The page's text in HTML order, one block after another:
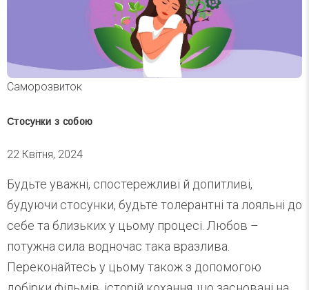
Саморозвиток
Стосунки з собою
22 Квітня, 2024
Будьте уважні, спостережливі й допитливі,
будуючи стосунки, будьте толерантні та лояльні до
себе та близьких у цьому процесі. Любов –
потужна сила водночас така вразлива.
Переконайтесь у цьому також з допомогою